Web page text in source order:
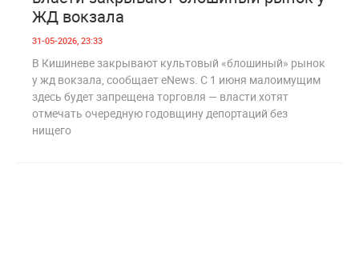
ЖД вокзала
31-05-2026, 23:33
В Кишиневе закрывают культовый «блошиный» рынок
у жд вокзала, сообщает eNews. С 1 июня малоимущим
здесь будет запрещена торговля — власти хотят
отмечать очередную годовщину депортаций без
нищего